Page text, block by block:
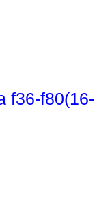
f36-f80(16-